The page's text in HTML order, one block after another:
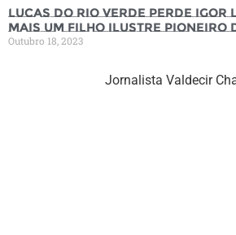
Lucas do Rio Verde perde Igor
mais um filho ilustre pioneiro
Outubro 18, 2023
Jornalista Valdecir